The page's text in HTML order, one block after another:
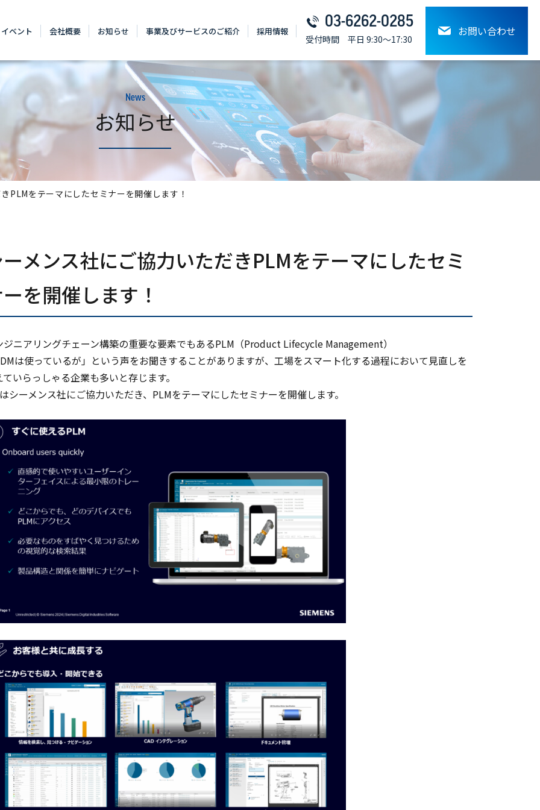
ベント 会社概要 お知らせ 事業及びサービスのご紹介 採⽤情報
03-6262-0285
受付時間 平日 9:30～17:30
お問い合わせ
News
お知らせ
PLMをテーマにしたセミナーを開催します！
メンス社にご協力いただきPLMをテーマにしたセミ
を開催します！
ジニアリングチェーン構築の重要な要素でもあるPLM（Product Lifecycle Management）
は使っているが」という声をお聞きすることがありますが、工場をスマート化する過程において見直しを
ていらっしゃる企業も多いと存じます。
シーメンス社にご協力いただき、PLMをテーマにしたセミナーを開催します。